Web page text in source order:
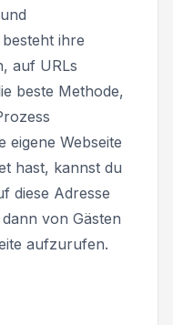
ihre
auf URLs
beste Methode,
eigene Webseite
hast, kannst du
diese Adresse
von Gästen
aufzurufen.